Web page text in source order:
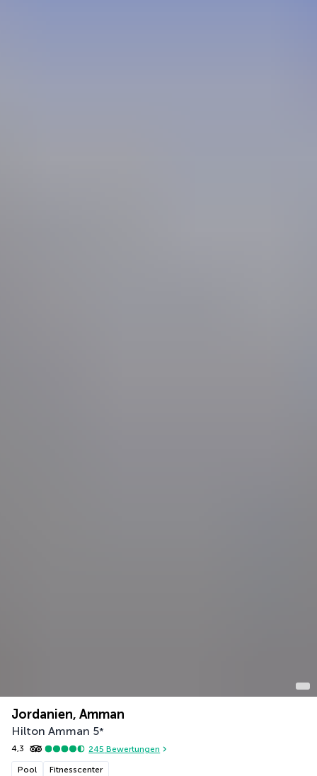
Jordanien, Amman
Hilton Amman 5*
4,3 245 Bewertungen
Pool Fitnesscenter